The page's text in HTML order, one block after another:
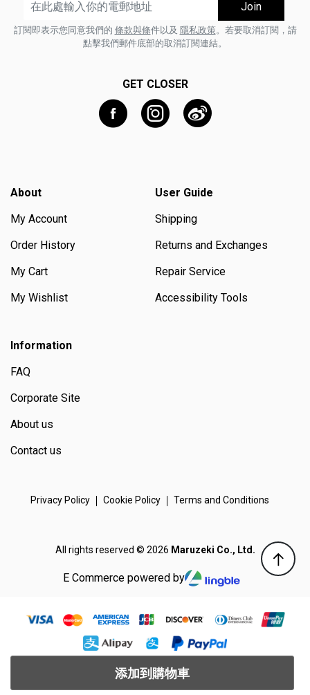
添加到購物車
訂閱即表示您同意我們的 條款與條件以及 隱私政策。若要取消訂閱，請
點擊我們郵件底部的取消訂閱連結。
GET CLOSER
About
My Account
Order History
My Cart
My Wishlist
User Guide
Shipping
Returns and Exchanges
Repair Service
Accessibility Tools
Information
FAQ
Corporate Site
About us
Contact us
Privacy Policy Cookie Policy Terms and Conditions
All rights reserved © 2026 Maruzeki Co., Ltd.
E Commerce powered by